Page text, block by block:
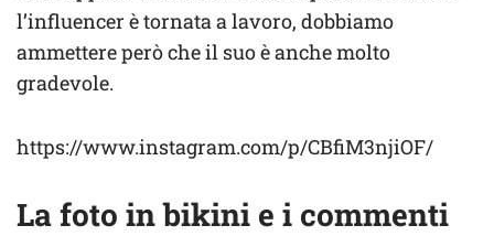
l’influencer è tornata a lavoro, dobbiamo
ammettere però che il suo è anche molto
gradevole.
https://www.instagram.com/p/CBfiM3njiOF/
La foto in bikini e i commenti